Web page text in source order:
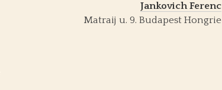
Jankovich Ferenc
Matraij u. 9. Budapest Hongrie